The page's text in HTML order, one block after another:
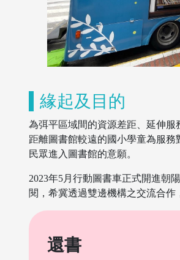
緣起及目的
為弭平區域間的資源差距、延伸
距離圖書館較遠的國小學童為服
民眾進入圖書館的意願。
2023年5月行動圖書車正式開進朝
閱，希冀透過雙邊機構之交流合作
還書